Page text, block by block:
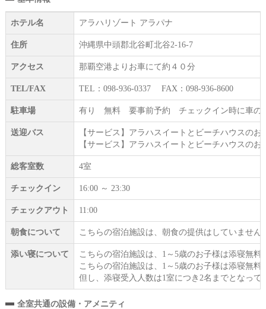
ホテル名 アラハリゾート アラパナ
住所 沖縄県中頭郡北谷町北谷2-16-7
アクセス 那覇空港よりお車にて約４０分
TEL/FAX TEL：098-936-0337 FAX：098-936-8600
駐車場 有り 無料 要事前予約 チェックイン時に車の
送迎バス
【サービス】アラハスイートとビーチハウスの
【サービス】アラハスイートとビーチハウスの
総客室数 4室
チェックイン 16:00 ～ 23:30
チェックアウト 11:00
朝食について こちらの宿泊施設は、朝食の提供はしていません
添い寝について
こちらの宿泊施設は、1～5歳のお子様は添寝無料
こちらの宿泊施設は、1～5歳のお子様は添寝無料
但し、添寝受入人数は1室につき2名までとなって
全室共通の設備・アメニティ